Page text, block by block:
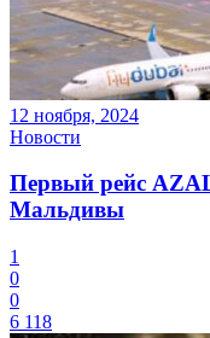
12 ноября, 2024
Новости
Первый рейс
Мальдивы
1
0
0
6 118